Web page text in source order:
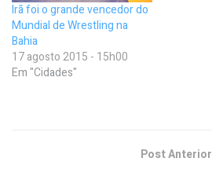
Irã foi o grande vencedor do
Mundial de Wrestling na
Bahia
17 agosto 2015 - 15h00
Em "Cidades"
Post Anterior